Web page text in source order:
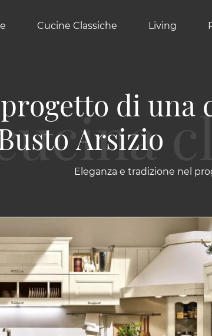
Cucine Classiche Living
di una
Arsizio
Eleganza e tradizione nel